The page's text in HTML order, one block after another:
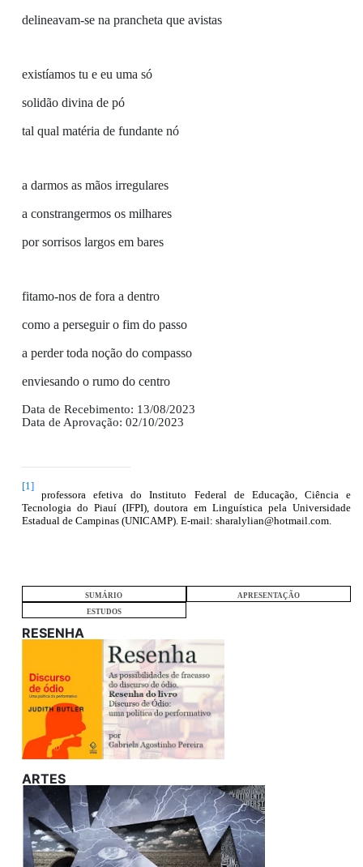
delineavam-se na prancheta que avistas
existíamos tu e eu uma só
solidão divina de pó
tal qual matéria de fundante nó
a darmos as mãos irregulares
a constrangermos os milhares
por sorrisos largos em bares
fitamo-nos de fora a dentro
como a perseguir o fim do passo
a perder toda noção do compasso
enviesando o rumo do centro
Data de Recebimento: 13/08/2023
Data de Aprovação: 02/10/2023
[1]
professora efetiva do Instituto Federal de Educação, Ciência e
Tecnologia do Piauí (IFPI), doutora em Linguística pela Universidade
Estadual de Campinas (UNICAMP). E-mail: sharalylian@hotmail.com.
SUMÁRIO
APRESENTAÇÃO
ESTUDOS
RESENHA
ARTES